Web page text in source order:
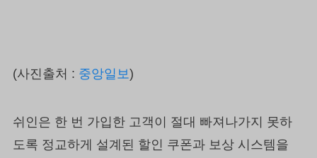
(사진출처 : 중앙일보)
쉬인은 한 번 가입한 고객이 절대 빠져나가지 못하
도록 정교하게 설계된 할인 쿠폰과 보상 시스템을